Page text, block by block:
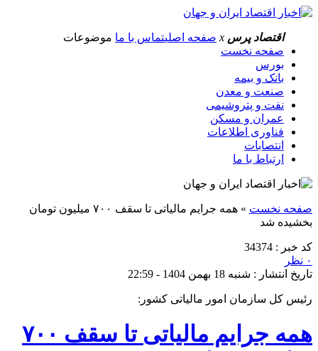
اقتصاد پرس x صفحه اصلیتماس با ما موضوعات
صفحه نخست
بورس
بانک و بیمه
صنعت و معدن
نفت و پتروشیمی
عمران و مسکن
فناوری اطلاعات
انتصابات
ارتباط با ما
صفحه نخست »
همه جرایم مالیاتی تا سقف ۷۰۰ میلیون تومان
بخشیده شد
کد خبر : 34374
۰ نظر
تاریخ انتشار : شنبه 18 بهمن 1404 - 22:59
رئیس کل سازمان امور مالیاتی کشور:
همه جرایم مالیاتی تا سقف ۷۰۰